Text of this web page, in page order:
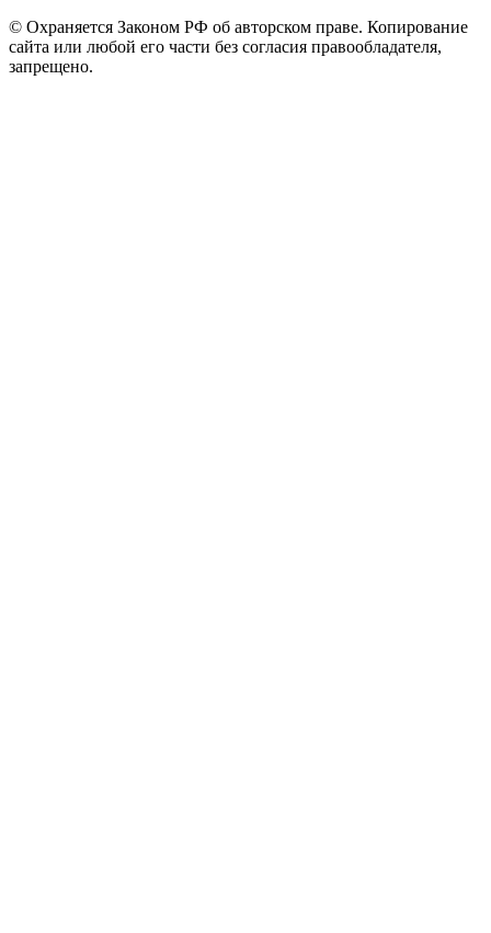
© Охраняется Законом РФ об авторском праве. Копирование
сайта или любой его части без согласия правообладателя,
запрещено.